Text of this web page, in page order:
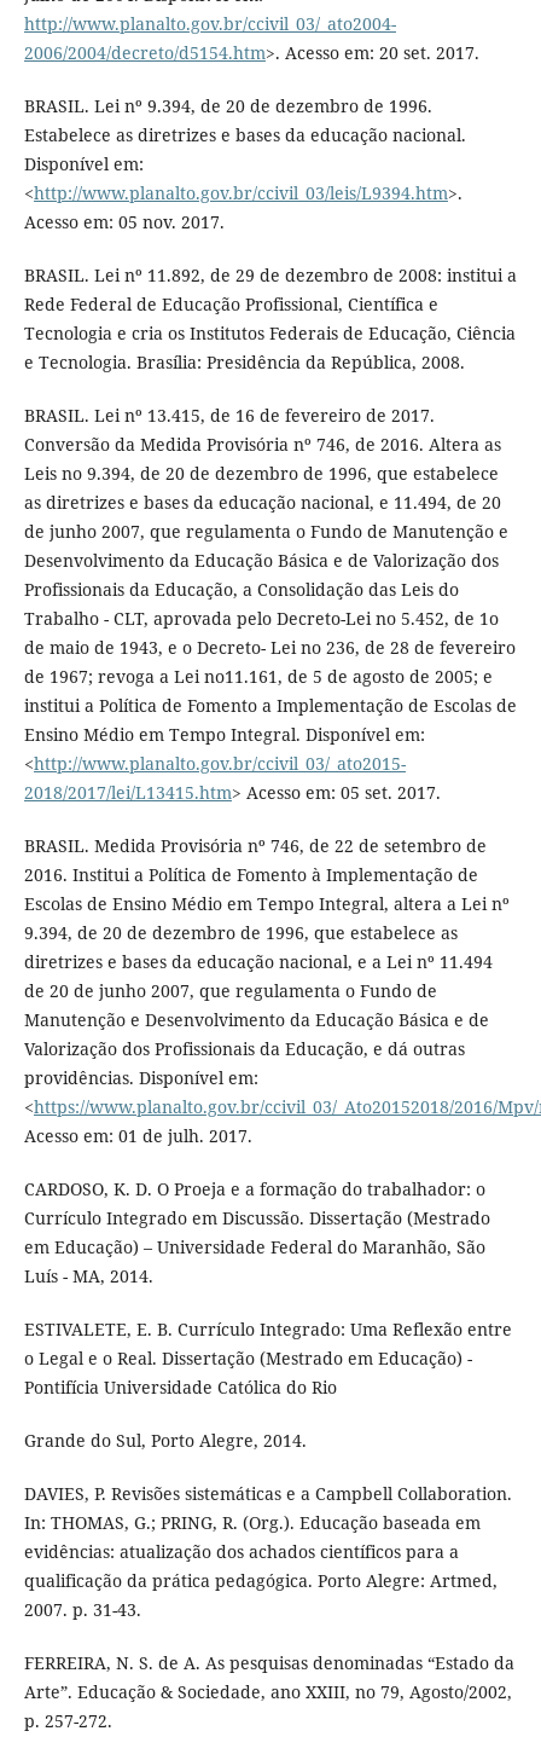
http://www.planalto.gov.br/ccivil_03/_ato2004-
2006/2004/decreto/d5154.htm>. Acesso em: 20 set. 2017.
BRASIL. Lei nº 9.394, de 20 de dezembro de 1996.
Estabelece as diretrizes e bases da educação nacional.
Disponível em:
<http://www.planalto.gov.br/ccivil_03/leis/L9394.htm>.
Acesso em: 05 nov. 2017.
BRASIL. Lei nº 11.892, de 29 de dezembro de 2008: institui a
Rede Federal de Educação Profissional, Científica e
Tecnologia e cria os Institutos Federais de Educação, Ciência
e Tecnologia. Brasília: Presidência da República, 2008.
BRASIL. Lei nº 13.415, de 16 de fevereiro de 2017.
Conversão da Medida Provisória nº 746, de 2016. Altera as
Leis no 9.394, de 20 de dezembro de 1996, que estabelece
as diretrizes e bases da educação nacional, e 11.494, de 20
de junho 2007, que regulamenta o Fundo de Manutenção e
Desenvolvimento da Educação Básica e de Valorização dos
Profissionais da Educação, a Consolidação das Leis do
Trabalho - CLT, aprovada pelo Decreto-Lei no 5.452, de 1o
de maio de 1943, e o Decreto- Lei no 236, de 28 de fevereiro
de 1967; revoga a Lei no11.161, de 5 de agosto de 2005; e
institui a Política de Fomento a Implementação de Escolas de
Ensino Médio em Tempo Integral. Disponível em:
<http://www.planalto.gov.br/ccivil_03/_ato2015-
2018/2017/lei/L13415.htm> Acesso em: 05 set. 2017.
BRASIL. Medida Provisória nº 746, de 22 de setembro de
2016. Institui a Política de Fomento à Implementação de
Escolas de Ensino Médio em Tempo Integral, altera a Lei nº
9.394, de 20 de dezembro de 1996, que estabelece as
diretrizes e bases da educação nacional, e a Lei nº 11.494
de 20 de junho 2007, que regulamenta o Fundo de
Manutenção e Desenvolvimento da Educação Básica e de
Valorização dos Profissionais da Educação, e dá outras
providências. Disponível em:
<https://www.planalto.gov.br/ccivil_03/_Ato20152018/2016/
Acesso em: 01 de julh. 2017.
CARDOSO, K. D. O Proeja e a formação do trabalhador: o
Currículo Integrado em Discussão. Dissertação (Mestrado
em Educação) – Universidade Federal do Maranhão, São
Luís - MA, 2014.
ESTIVALETE, E. B. Currículo Integrado: Uma Reflexão entre
o Legal e o Real. Dissertação (Mestrado em Educação) -
Pontifícia Universidade Católica do Rio
Grande do Sul, Porto Alegre, 2014.
DAVIES, P. Revisões sistemáticas e a Campbell Collaboration.
In: THOMAS, G.; PRING, R. (Org.). Educação baseada em
evidências: atualização dos achados científicos para a
qualificação da prática pedagógica. Porto Alegre: Artmed,
2007. p. 31-43.
FERREIRA, N. S. de A. As pesquisas denominadas “Estado da
Arte”. Educação & Sociedade, ano XXIII, no 79, Agosto/2002,
p. 257-272.